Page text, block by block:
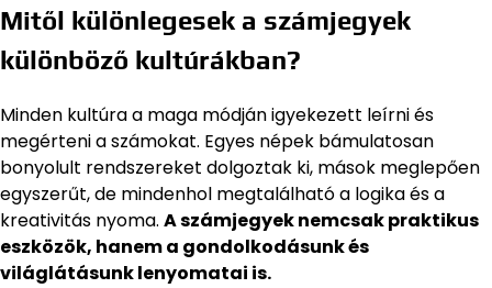
Mitől különlegesek a számjegyek
különböző kultúrákban?
Minden kultúra a maga módján igyekezett leírni és
megérteni a számokat. Egyes népek bámulatosan
bonyolult rendszereket dolgoztak ki, mások meglepően
egyszerűt, de mindenhol megtalálható a logika és a
kreativitás nyoma. A számjegyek nemcsak praktikus
eszközök, hanem a gondolkodásunk és
világlátásunk lenyomatai is.